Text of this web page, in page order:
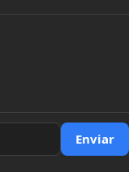
Enviar